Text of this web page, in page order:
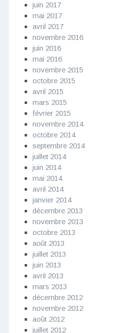
juin 2017
mai 2017
avril 2017
novembre 2016
juin 2016
mai 2016
novembre 2015
octobre 2015
avril 2015
mars 2015
février 2015
novembre 2014
octobre 2014
septembre 2014
juillet 2014
juin 2014
mai 2014
avril 2014
janvier 2014
décembre 2013
novembre 2013
octobre 2013
août 2013
juillet 2013
juin 2013
avril 2013
mars 2013
décembre 2012
novembre 2012
août 2012
juillet 2012